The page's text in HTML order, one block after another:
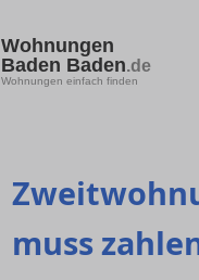
Wohnungen
Baden Baden.de
Wohnungen einfach finden
muss